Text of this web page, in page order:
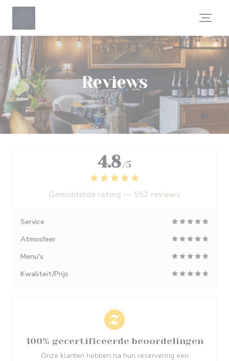
Cookies beheer paneel
Reviews
4.8 /5
Gemiddelde rating — 552 reviews
Service
Atmosfeer
Menu's
Kwaliteit/Prijs
100% gecertificeerde beoordelingen
Onze klanten hebben na hun reservering een